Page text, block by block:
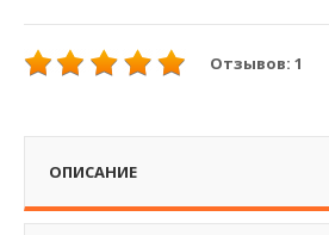
Отзывов: 1
ОПИСАНИЕ